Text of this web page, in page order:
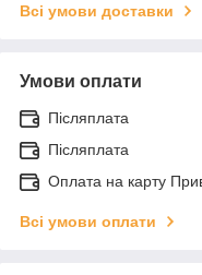
Всі умови доставки
Умови оплати
Післяплата
Післяплата
Оплата на карту
Всі умови оплати